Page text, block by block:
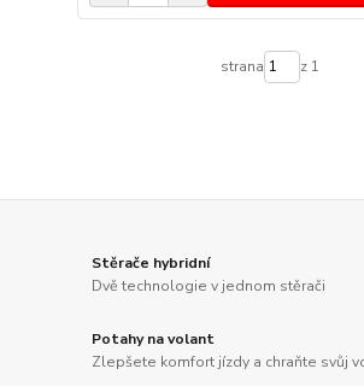
strana z 1
Stěrače hybridní
Dvě technologie v jednom stěrači
Potahy na volant
Zlepšete komfort jízdy a chraňte svůj